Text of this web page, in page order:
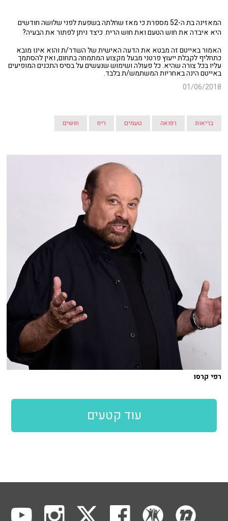
המאזינה בת ה-52 מספרת כי מאז שחלתה בשפעת לפני שלושה חודשים
היא איבדה את חוש הטעם ואת חוש הריח. כיצד ניתן לפתור את הבעיה?
האמור באייטם זה מבטא את הדעה האישית של השדר/ת והוא אינו מובא
כתחליף לקבלת ייעוץ פרטני מבעל מקצוע המתמחה בתחום, ואין להסתמך
עליו בכל צורה שהיא. כל פעולה ושימוש שנעשים על בסיס התכנים המופיעים
באייטם הינה באחריות המשתמש/ת בלבד.
01/06/2018
בריאות רפואה טעמים ריח חושים
רפי קרסו
עוד קטעים